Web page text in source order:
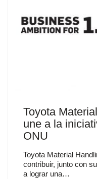
Toyota
une a la
ONU
Toyota Material
contribuir, junto con
a lograr una…